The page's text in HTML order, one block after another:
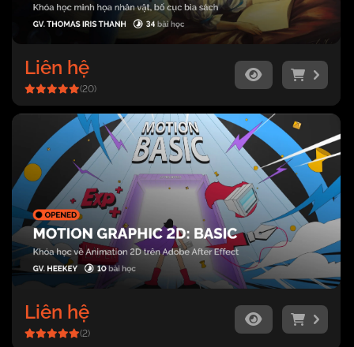
Liên hệ
(20)
Liên hệ
(2)